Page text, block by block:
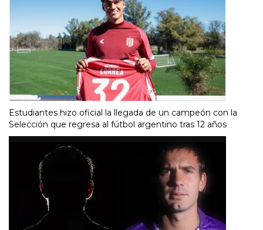
Estudiantes hizo oficial la llegada de un campeón con la
Selección que regresa al fútbol argentino tras 12 años